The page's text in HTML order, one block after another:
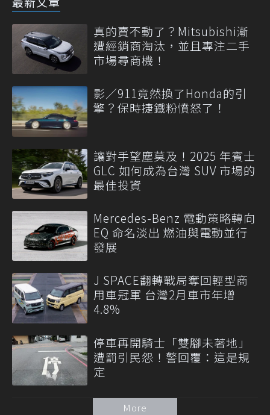
真的賣不動了？Mitsubishi漸
遭經銷商淘汰，並且專注二手
市場尋商機！
影／911竟然換了Honda的引
擎？保時捷鐵粉憤怒了！
讓對手望塵莫及！2025 年賓士
GLC 如何成為台灣 SUV 市場的
最佳投資
Mercedes-Benz 電動策略轉向
EQ 命名淡出 燃油與電動並行
發展
J SPACE翻轉戰局奪回輕型商
用車冠軍 台灣2月車市年增
4.8%
停車再開騎士「雙腳未著地」
遭罰引民怨！警回覆：這是規
定
More